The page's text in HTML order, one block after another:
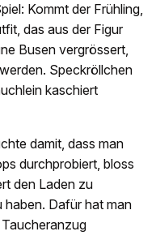
Kommt der Frühling,
das aus der Figur
Busen vergrössert,
Speckröllchen
kaschiert
damit, dass man
durchprobiert, bloss
den Laden zu
Dafür hat man